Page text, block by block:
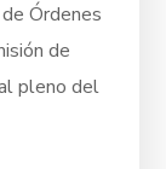
Órdenes
de
pleno del